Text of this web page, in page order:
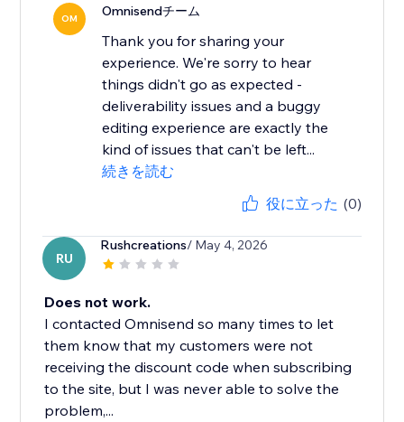
OM Omnisendチーム
Thank you for sharing your
experience. We're sorry to hear
things didn't go as expected -
deliverability issues and a buggy
editing experience are exactly the
kind of issues that can't be left...
続きを読む
役に立った (0)
RU
Rushcreations/ May 4, 2026
Does not work.
I contacted Omnisend so many times to let
them know that my customers were not
receiving the discount code when subscribing
to the site, but I was never able to solve the
problem,...